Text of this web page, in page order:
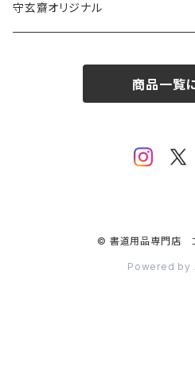
唐筆
菊壽堂
守玄齋オリジナル
商品一覧
© 書道用品専門店
Powered by